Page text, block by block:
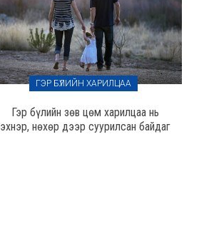
ГЭР БҮЛИЙН ХАРИЛЦАА
Гэр бүлийн зөв цөм харилцаа нь
эхнэр, нөхөр дээр суурилсан байдаг